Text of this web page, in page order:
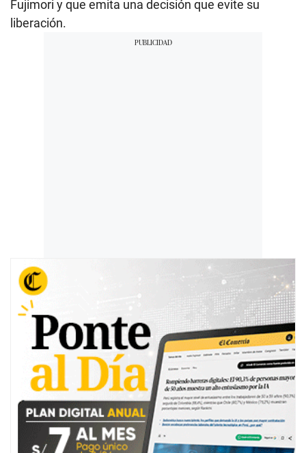
Fujimori y que emita una decisión que evite su
liberación.